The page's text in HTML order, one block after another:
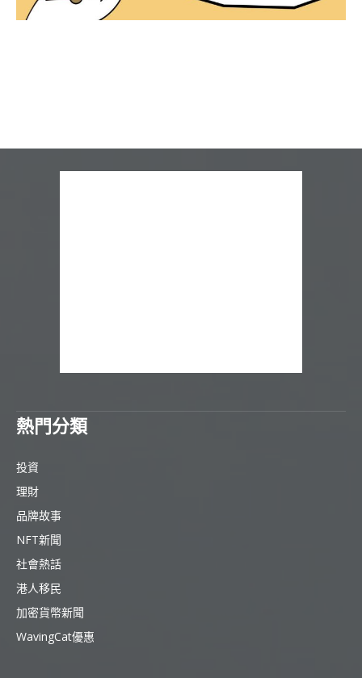
熱門分類
投資
理財
品牌故事
NFT新聞
社會熱話
港人移民
加密貨幣新聞
WavingCat優惠